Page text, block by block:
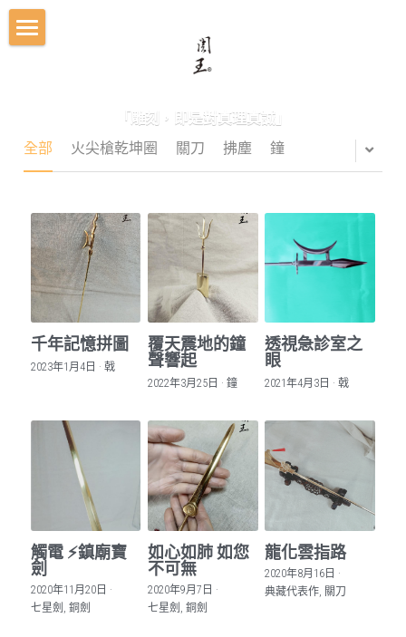
「雕刻，即是對真理真誠」
皇室典藏
禮器創作
搜索
全部 火尖槍乾坤圈 關刀 拂塵 鐘
千年記憶拼圖
2023年1月4日 · 戟
覆天震地的鐘
聲響起
2022年3月25日 ·鐘
透視急診室之
眼
2021年4月3日 ·戟
觸電 ⚡️鎮廟寶
劍
2020年11月20日 ·
七星劍, 銅劍
如心如肺 如您
不可無
2020年9月7日 ·
七星劍, 銅劍
龍化雲指路
2020年8月16日 ·
典藏代表作, 關刀